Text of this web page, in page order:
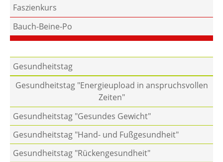
Faszienkurs
Bauch-Beine-Po
Gesundheitstag
Gesundheitstag "Energieupload in anspruchsvollen
Zeiten"
Gesundheitstag "Gesundes Gewicht"
Gesundheitstag "Hand- und Fußgesundheit"
Gesundheitstag "Rückengesundheit"